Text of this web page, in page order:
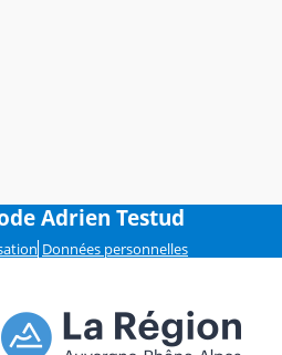
Adrien Testud
Données personnelles